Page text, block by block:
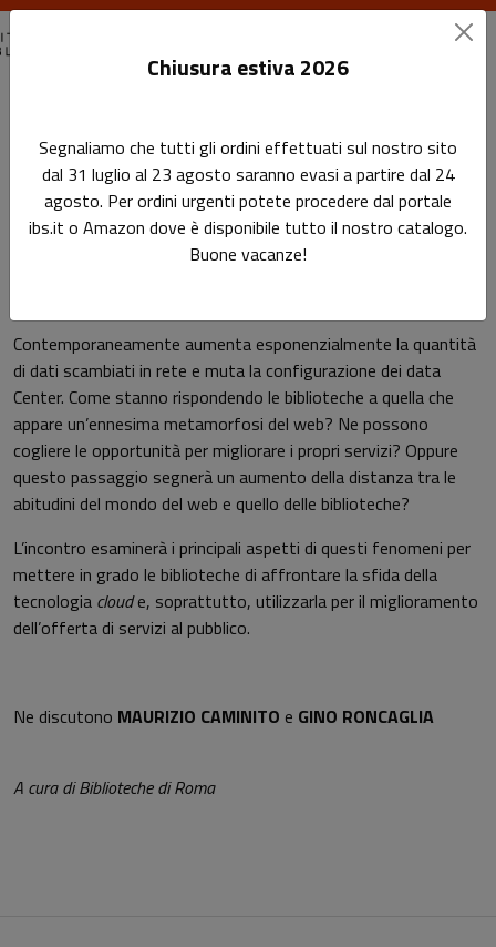
La biblioteca nella nuvola - Più Libri Più Liberi
La biblioteca nella nuvola -
Più Libri Più Liberi
Sottotitolo non presente
Contemporaneamente aumenta esponenzialmente la quantità
di dati scambiati in rete e muta la configurazione dei data
Center. Come stanno rispondendo le biblioteche a quella che
appare un’ennesima metamorfosi del web? Ne possono
cogliere le opportunità per migliorare i propri servizi? Oppure
questo passaggio segnerà un aumento della distanza tra le
abitudini del mondo del web e quello delle biblioteche?
L’incontro esaminerà i principali aspetti di questi fenomeni per
mettere in grado le biblioteche di affrontare la sfida della
tecnologia cloude, soprattutto, utilizzarla per il miglioramento
dell’offerta di servizi al pubblico.
Ne discutono MAURIZIO CAMINITO e GINO RONCAGLIA
A cura di Biblioteche di Roma
Chiusura estiva 2026
Segnaliamo che tutti gli ordini effettuati sul nostro sito
dal 31 luglio al 23 agosto saranno evasi a partire dal 24
agosto. Per ordini urgenti potete procedere dal portale
ibs.it o Amazon dove è disponibile tutto il nostro catalogo.
Buone vacanze!